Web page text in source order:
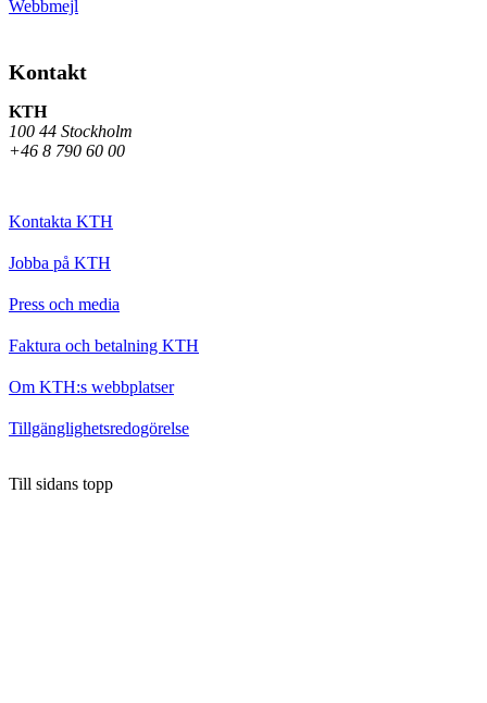
Webbmejl
Kontakt
KTH
100 44 Stockholm
+46 8 790 60 00
Kontakta KTH
Jobba på KTH
Press och media
Faktura och betalning KTH
Om KTH:s webbplatser
Tillgänglighetsredogörelse
Till sidans topp